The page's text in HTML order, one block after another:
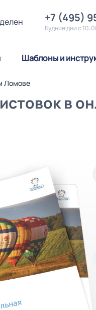
+7 (495)
Будние дни с
Шаблоны и
Ломове
в